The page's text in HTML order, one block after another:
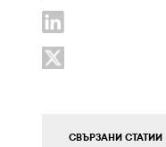
СВЪРЗАНИ СТАТИИ